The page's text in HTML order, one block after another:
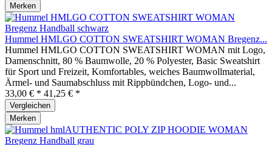
Merken
Hummel HMLGO COTTON SWEATSHIRT WOMAN Bregenz...
Hummel HMLGO COTTON SWEATSHIRT WOMAN mit Logo,
Damenschnitt, 80 % Baumwolle, 20 % Polyester, Basic Sweatshirt
für Sport und Freizeit, Komfortables, weiches Baumwollmaterial,
Ärmel- und Saumabschluss mit Rippbündchen, Logo- und...
33,00 € * 41,25 € *
Vergleichen
Merken